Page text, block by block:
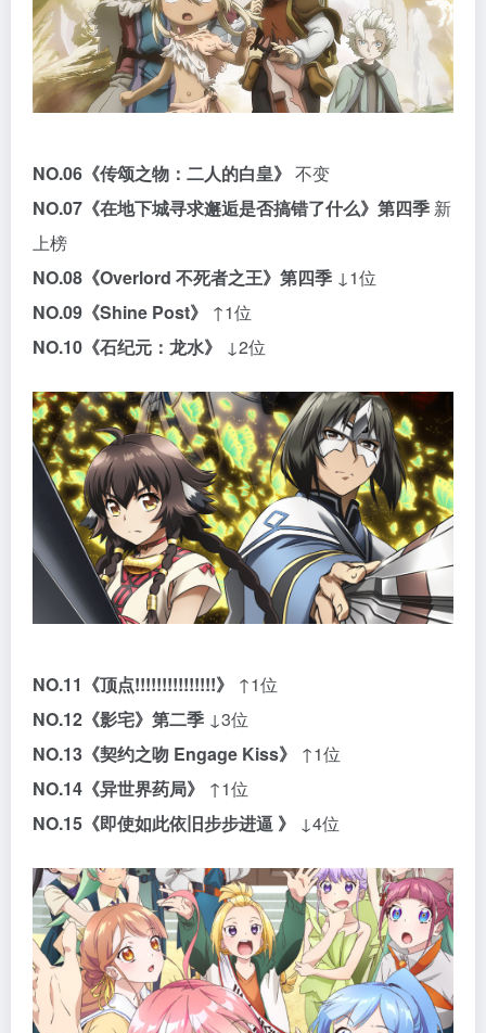
NO.06 《传颂之物：二人的白皇》 不变
NO.07 《在地下城寻求邂逅是否搞错了什么》第四季 新
上榜
NO.08 《Overlord 不死者之王》第四季 ↓1位
NO.09 《Shine Post》 ↑1位
NO.10 《石纪元：龙水》 ↓2位
NO.11 《顶点!!!!!!!!!!!!!!!》 ↑1位
NO.12 《影宅》第二季 ↓3位
NO.13 《契约之吻 Engage Kiss》 ↑1位
NO.14 《异世界药局》 ↑1位
NO.15 《即使如此依旧步步进逼 》 ↓4位